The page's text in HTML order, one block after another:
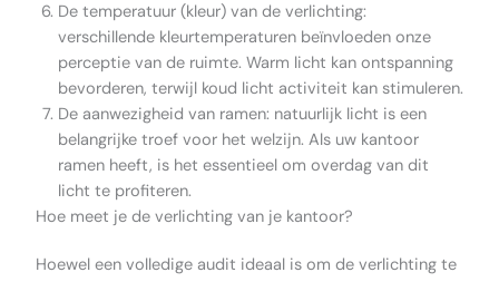
De temperatuur (kleur) van de verlichting:
verschillende kleurtemperaturen beïnvloeden onze
perceptie van de ruimte. Warm licht kan ontspanning
bevorderen, terwijl koud licht activiteit kan stimuleren.
De aanwezigheid van ramen: natuurlijk licht is een
belangrijke troef voor het welzijn. Als uw kantoor
ramen heeft, is het essentieel om overdag van dit
licht te profiteren.
Hoe meet je de verlichting van je kantoor?
Hoewel een volledige audit ideaal is om de verlichting te